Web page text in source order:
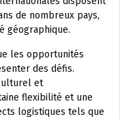
de nombreux pays,
géographique.
les opportunités
des défis.
et
flexibilité et une
logistiques tels que